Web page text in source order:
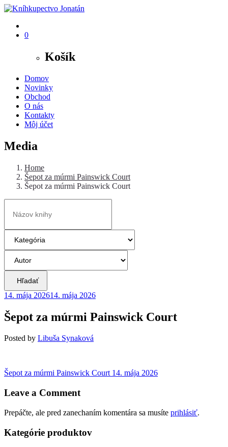
0
Košík
Domov
Novinky
Obchod
O nás
Kontakty
Môj účet
Media
Home
Šepot za múrmi Painswick Court
Šepot za múrmi Painswick Court
Hľadať
14. mája 202614. mája 2026
Šepot za múrmi Painswick Court
Posted by Libuša Synaková
Navigácia
v
Šepot za múrmi Painswick Court Previous
14. mája 2026
Leave a Comment
Prepáčte, ale pred zanechaním komentára sa musíte prihlásiť.
Kategórie produktov